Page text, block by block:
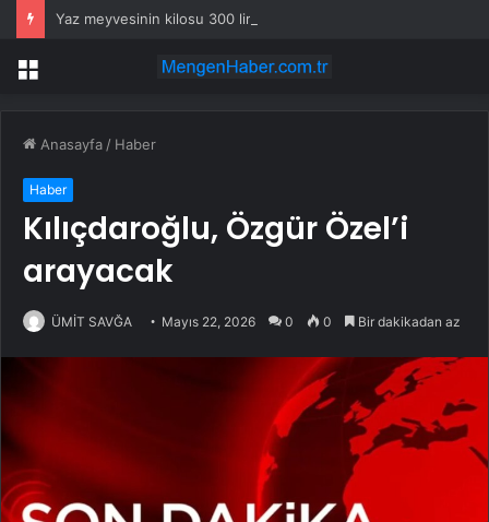
Yaz meyvesinin kilosu 300 liraya fırladı, emekli isyan etti
Menü
Anasayfa / Haber
Haber
Kılıçdaroğlu, Özgür Özel’i
arayacak
ÜMİT SAVĞA Mayıs 22, 2026 0 0 Bir dakikadan az